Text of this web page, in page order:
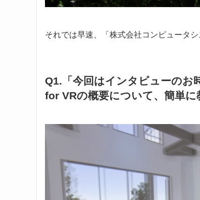
それでは早速、「株式会社コンピュータ
Q1.「今回はインタビューのお
for VRの概要について、簡単に